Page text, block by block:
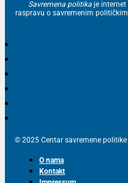
Nove strategije
Malo NATO, malo ODKB